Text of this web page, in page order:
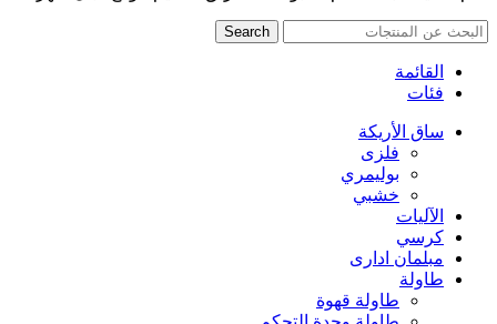
Search
القائمة
فئات
ساق الأريكة
فلزی
بوليمري
خشبي
الآليات
كرسي
مبلمان اداری
طاولة
طاولة قهوة